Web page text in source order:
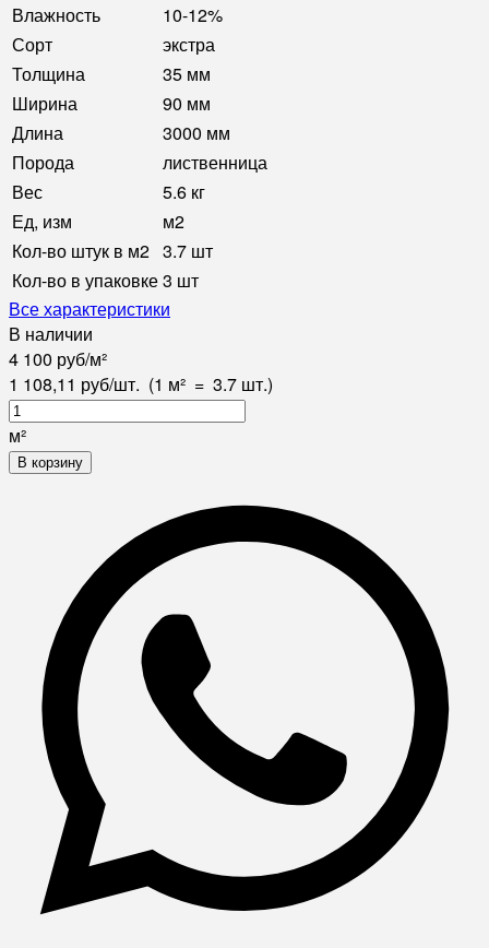
Влажность
10-12%
Сорт
экстра
Толщина
35 мм
Ширина
90 мм
Длина
3000 мм
Порода
лиственница
Вес
5.6 кг
Ед, изм
м2
Кол-во штук в м2 3.7 шт
Кол-во в упаковке3 шт
Все характеристики
В наличии
4 100 руб/м²
1 108,11 руб/шт. (1 м² = 3.7 шт.)
м²
В корзину